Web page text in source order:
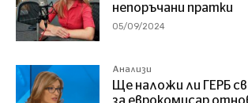
непоръчани пратки
05/09/2024
Анализи
Ще наложи ли ГЕРБ
за еврокомисар